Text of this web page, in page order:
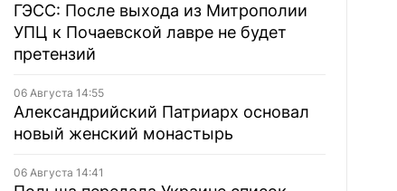
ГЭСС: После выхода из Митрополии
УПЦ к Почаевской лавре не будет
претензий
06 Августа 14:55
Александрийский Патриарх основал
новый женский монастырь
06 Августа 14:41